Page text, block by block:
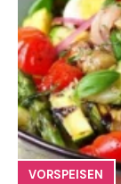
VORSPEISEN